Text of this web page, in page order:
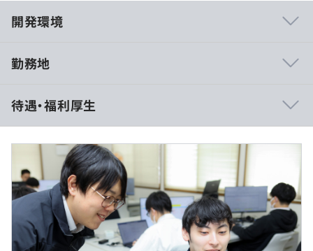
開発環境
で幅広い業務に携わっていただく予定です。
こういった業務に一気通貫で携わることにより、スピーデ
ィな成長を実現できます。
Udemyを活用し、入社5年目までを対象にしたスキルアッ
ププログラムを実施したり、課内にて定期的な勉強会を開
催したりしています。
勤務地
待遇・福利厚生
月給 250,000円 ～ 400,000円 （※想定年収 3,500,000
円 ～ 6,500,000円）